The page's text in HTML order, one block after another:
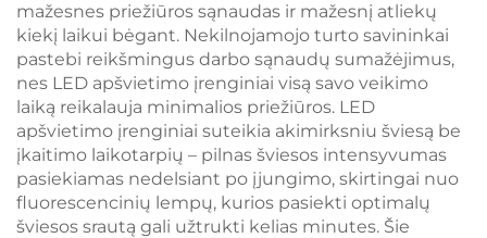
mažesnes priežiūros sąnaudas ir mažesnį atliekų
kiekį laikui bėgant. Nekilnojamojo turto savininkai
pastebi reikšmingus darbo sąnaudų sumažėjimus,
nes LED apšvietimo įrenginiai visą savo veikimo
laiką reikalauja minimalios priežiūros. LED
apšvietimo įrenginiai suteikia akimirksniu šviesą be
įkaitimo laikotarpių – pilnas šviesos intensyvumas
pasiekiamas nedelsiant po įjungimo, skirtingai nuo
fluorescencinių lempų, kurios pasiekti optimalų
šviesos srautą gali užtrukti kelias minutes. Šie